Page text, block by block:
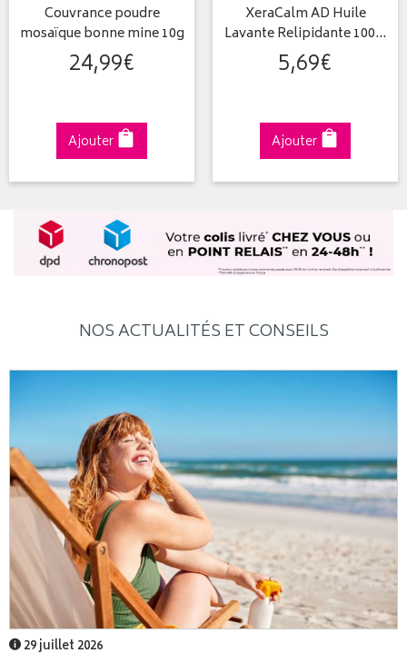
Couvrance poudre
mosaïque bonne mine 10g
24,99€
Ajouter
XeraCalm AD Huile
Lavante Relipidante 100…
5,69€
Ajouter
NOS ACTUALITÉS ET CONSEILS
29 juillet 2026